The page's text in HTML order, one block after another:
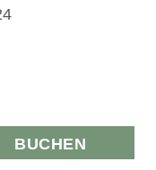
BUCHEN